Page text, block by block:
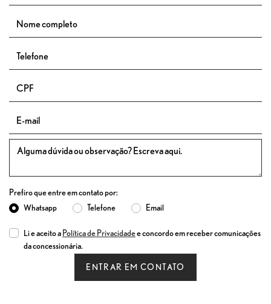
Prefiro que entre em contato por:
Whatsapp
Telefone Email
Li e aceito a Política de Privacidadee concordo em receber comunicações
da concessionária.
ENTRAR EM CONTATO